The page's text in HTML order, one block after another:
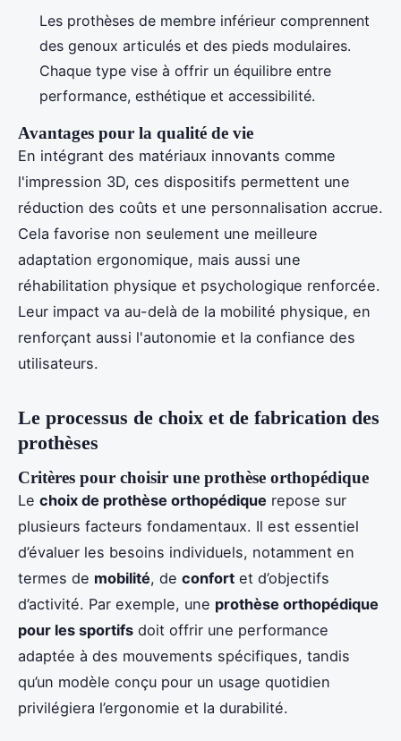
Les prothèses de membre inférieur comprennent
des genoux articulés et des pieds modulaires.
Chaque type vise à offrir un équilibre entre
performance, esthétique et accessibilité.
Avantages pour la qualité de vie
En intégrant des matériaux innovants comme
l'impression 3D, ces dispositifs permettent une
réduction des coûts et une personnalisation accrue.
Cela favorise non seulement une meilleure
adaptation ergonomique, mais aussi une
réhabilitation physique et psychologique renforcée.
Leur impact va au-delà de la mobilité physique, en
renforçant aussi l'autonomie et la confiance des
utilisateurs.
Le processus de choix et de fabrication des
prothèses
Critères pour choisir une prothèse orthopédique
Le choix de prothèse orthopédique repose sur
plusieurs facteurs fondamentaux. Il est essentiel
d’évaluer les besoins individuels, notamment en
termes de mobilité, de confort et d’objectifs
d’activité. Par exemple, une prothèse orthopédique
pour les sportifs doit offrir une performance
adaptée à des mouvements spécifiques, tandis
qu’un modèle conçu pour un usage quotidien
privilégiera l’ergonomie et la durabilité.